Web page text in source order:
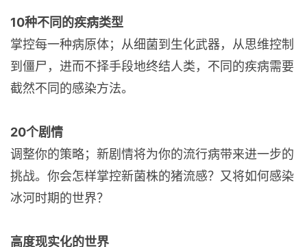
10种不同的疾病类型
掌控每一种病原体；从细菌到生化武器，从思维控制
到僵尸，进而不择手段地终结人类，不同的疾病需要
截然不同的感染方法。
20个剧情
调整你的策略；新剧情将为你的流行病带来进一步的
挑战。你会怎样掌控新菌株的猪流感？又将如何感染
冰河时期的世界？
高度现实化的世界